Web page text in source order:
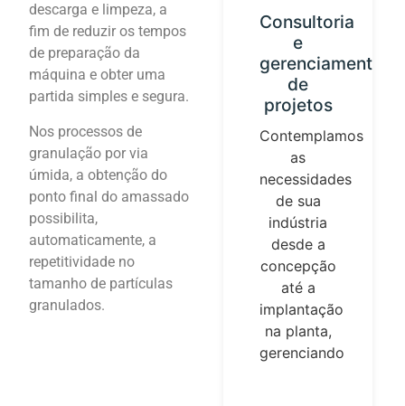
descarga e limpeza, a
fim de reduzir os tempos
de preparação da
máquina e obter uma
partida simples e segura.
Nos processos de
granulação por via
úmida, a obtenção do
ponto final do amassado
possibilita,
automaticamente, a
repetitividade no
tamanho de partículas
granulados.
Calibração
do
instrumento
e loops
de
controle
Estabelecemos
nossa
identidade
guiada por
parâmetros
universais
de
medição.
Consultoria
e
gerenciamento
de
projetos
Contemplamos
as
necessidades
de sua
indústria
desde a
concepção
até a
implantação
na planta,
gerenciando